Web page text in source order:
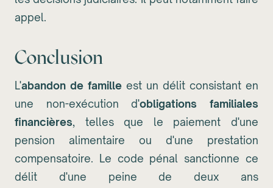
appel.
Conclusion
L'abandon de famille est un délit consistant en
une non-exécution d'obligations familiales
financières, telles que le paiement d'une
pension alimentaire ou d'une prestation
compensatoire. Le code pénal sanctionne ce
délit d'une peine de deux ans